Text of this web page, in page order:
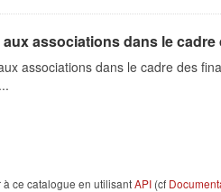
associations dans le
associations dans le cadre des
ce catalogue en utilisantAPI (cf